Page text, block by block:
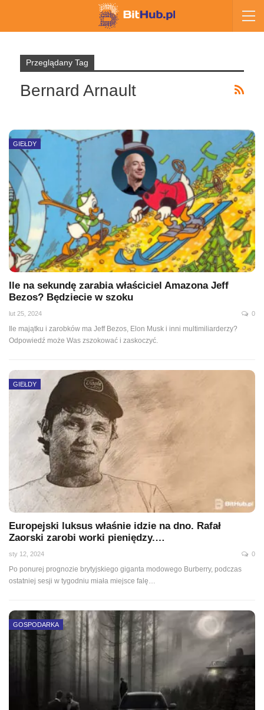
Przeglądany Tag
Bernard Arnault
GIEŁDY
Ile na sekundę zarabia właściciel Amazona Jeff
Bezos? Będziecie w szoku
lut 25, 2024 0
Ile majątku i zarobków ma Jeff Bezos, Elon Musk i inni multimiliarderzy?
Odpowiedź może Was zszokować i zaskoczyć.
GIEŁDY
Europejski luksus właśnie idzie na dno. Rafał
Zaorski zarobi worki pieniędzy.…
sty 12, 2024 0
Po ponurej prognozie brytyjskiego giganta modowego Burberry, podczas
ostatniej sesji w tygodniu miała miejsce falę…
GOSPODARKA